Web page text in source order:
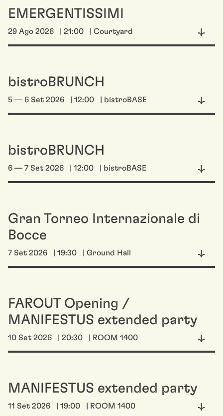
EMERGENTISSIMI
29 Ago 2026 | 21:00 | Courtyard
bistroBRUNCH
5 — 6 Set 2026 | 12:00 | bistroBASE
bistroBRUNCH
6 — 7 Set 2026 | 12:00 | bistroBASE
Gran Torneo Internazionale di
Bocce
7 Set 2026 | 19:30 | Ground Hall
FAROUT Opening /
MANIFESTUS extended party
10 Set 2026 | 20:30 | ROOM 1400
MANIFESTUS extended party
11 Set 2026 | 19:00 | ROOM 1400